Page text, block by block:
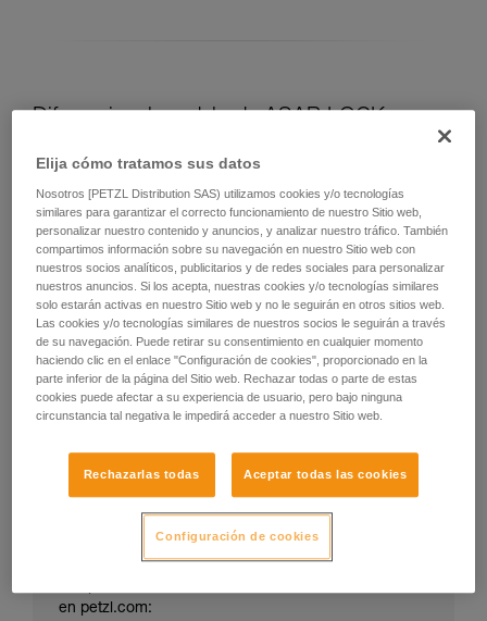
Diferenciar el modelo de ASAP LOCK
Modelo actual de ASAP LOCK:
ASAP LOCK 2026
La ficha técnica de un EPI puede evolucionar en el
en petzl.com:
Elija cómo tratamos sus datos
Nosotros [PETZL Distribution SAS) utilizamos cookies y/o tecnologías
similares para garantizar el correcto funcionamiento de nuestro Sitio web,
personalizar nuestro contenido y anuncios, y analizar nuestro tráfico. También
compartimos información sobre su navegación en nuestro Sitio web con
nuestros socios analíticos, publicitarios y de redes sociales para personalizar
nuestros anuncios. Si los acepta, nuestras cookies y/o tecnologías similares
solo estarán activas en nuestro Sitio web y no le seguirán en otros sitios web.
Las cookies y/o tecnologías similares de nuestros socios le seguirán a través
de su navegación. Puede retirar su consentimiento en cualquier momento
haciendo clic en el enlace "Configuración de cookies", proporcionado en la
parte inferior de la página del Sitio web. Rechazar todas o parte de estas
cookies puede afectar a su experiencia de usuario, pero bajo ninguna
circunstancia tal negativa le impedirá acceder a nuestro Sitio web.
Rechazarlas todas Aceptar todas las cookies
Configuración de cookies